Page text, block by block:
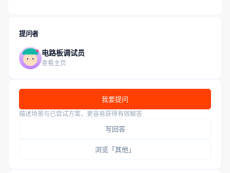
提问者
电路板调试员
查看主页
我要提问
描述场景与已尝试方案，更容易获得有效解答
写回答
浏览「其他」